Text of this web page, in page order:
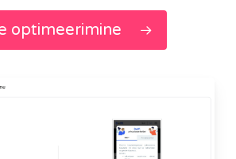
optimeerimine